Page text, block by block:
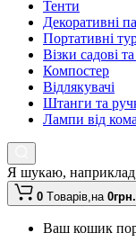
Тенти
Декоративні
Портативні
Візки садові та
Компостер
Відлякувачі
Штанги та
Лампи від
Я шукаю,
0 Tоварів,на 0грн.
Ваш кошик